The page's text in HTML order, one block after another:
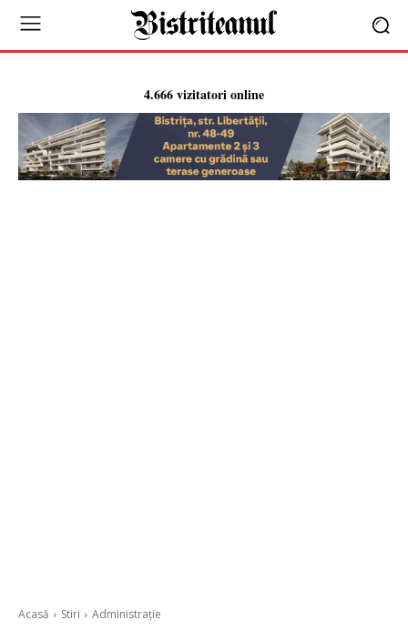
4.666 vizitatori online
Acasă Stiri Administrație